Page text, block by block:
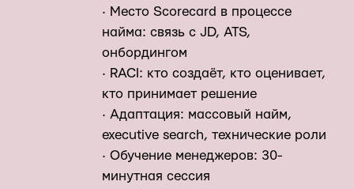
· Место Scorecard в процессе
найма: связь с JD, ATS,
онбордингом
· RACI: кто создаёт, кто оценивает,
кто принимает решение
· Адаптация: массовый найм,
executive search, технические роли
· Обучение менеджеров: 30-
минутная сессия